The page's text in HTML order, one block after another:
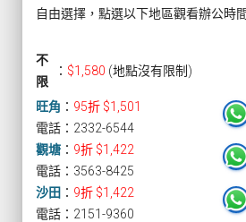
自由選擇，點選以下地區觀看辦公時
不
限
： $1,580 (地點沒有限制)
旺角 ： 95折 $1,501
電話：2332-6544
觀塘 ： 9折 $1,422
電話：3563-8425
沙田 ： 9折 $1,422
電話：2151-9360